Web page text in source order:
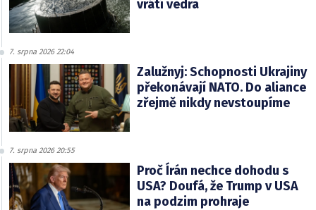
vrátí vedra
7. srpna 2026 22:04
Zalužnyj: Schopnosti Ukrajiny
překonávají NATO. Do aliance
zřejmě nikdy nevstoupíme
7. srpna 2026 20:55
Proč Írán nechce dohodu s
USA? Doufá, že Trump v USA
na podzim prohraje